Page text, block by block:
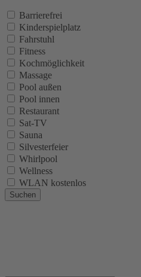
Barrierefrei
Kinderspielplatz
Fahrstuhl
Fitness
Kochmöglichkeit
Massage
Pool außen
Pool innen
Restaurant
Sat-TV
Sauna
Silvesterfeier
Whirlpool
Wellness
WLAN kostenlos
Suchen